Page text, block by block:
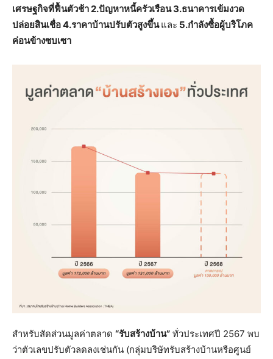
เศรษฐกิจที่ฟื้นตัวช้า 2.ปัญหาหนี้ครัวเรือน 3.ธนาคารเข้มงวด
ปล่อยสินเชื่อ 4.ราคาบ้านปรับตัวสูงขึ้นและ 5.กำลังซื้อผู้บริโภค
ค่อนข้างซบเซา
สำหรับสัดส่วนมูลค่าตลาด “รับสร้างบ้าน” ทั่วประเทศปี 2567 พบ
ว่าตัวเลขปรับตัวลดลงเช่นกัน (กลุ่มบริษัทรับสร้างบ้านหรือศูนย์